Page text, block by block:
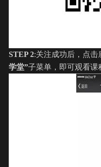
STEP 2:关注成功后，点击
学堂”子菜单，即可观看课